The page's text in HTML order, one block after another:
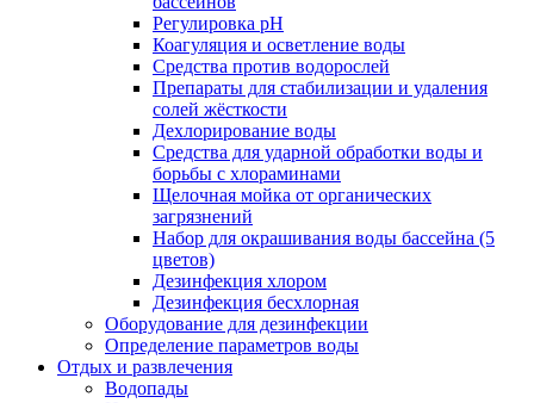
Регулировка рH
Коагуляция и осветление воды
Средства против водорослей
Препараты для стабилизации и удаления
солей жёсткости
Дехлорирование воды
Средства для ударной обработки воды и
борьбы с хлораминами
Щелочная мойка от органических
загрязнений
Набор для окрашивания воды бассейна (5
цветов)
Дезинфекция хлором
Дезинфекция бесхлорная
Оборудование для дезинфекции
Определение параметров воды
Отдых и развлечения
Водопады